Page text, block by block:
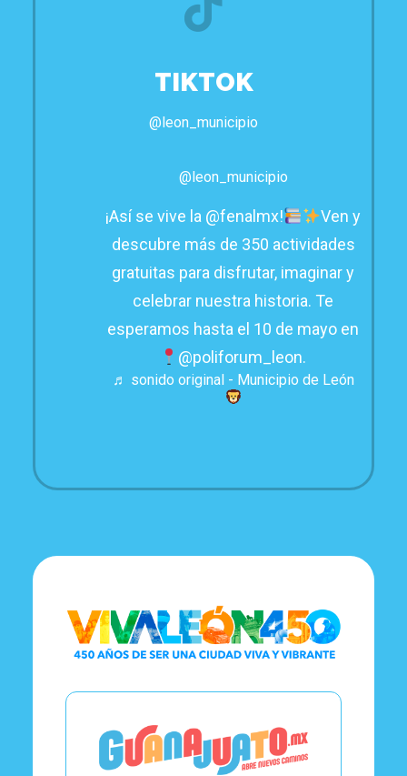
TIKTOK
@leon_municipio
@leon_municipio
¡Así se vive la @fenalmx!
Ven y
descubre más de 350 actividades
gratuitas para disfrutar, imaginar y
celebrar nuestra historia. Te
esperamos hasta el 10 de mayo en
@poliforum_leon.
♬ sonido original - Municipio de León